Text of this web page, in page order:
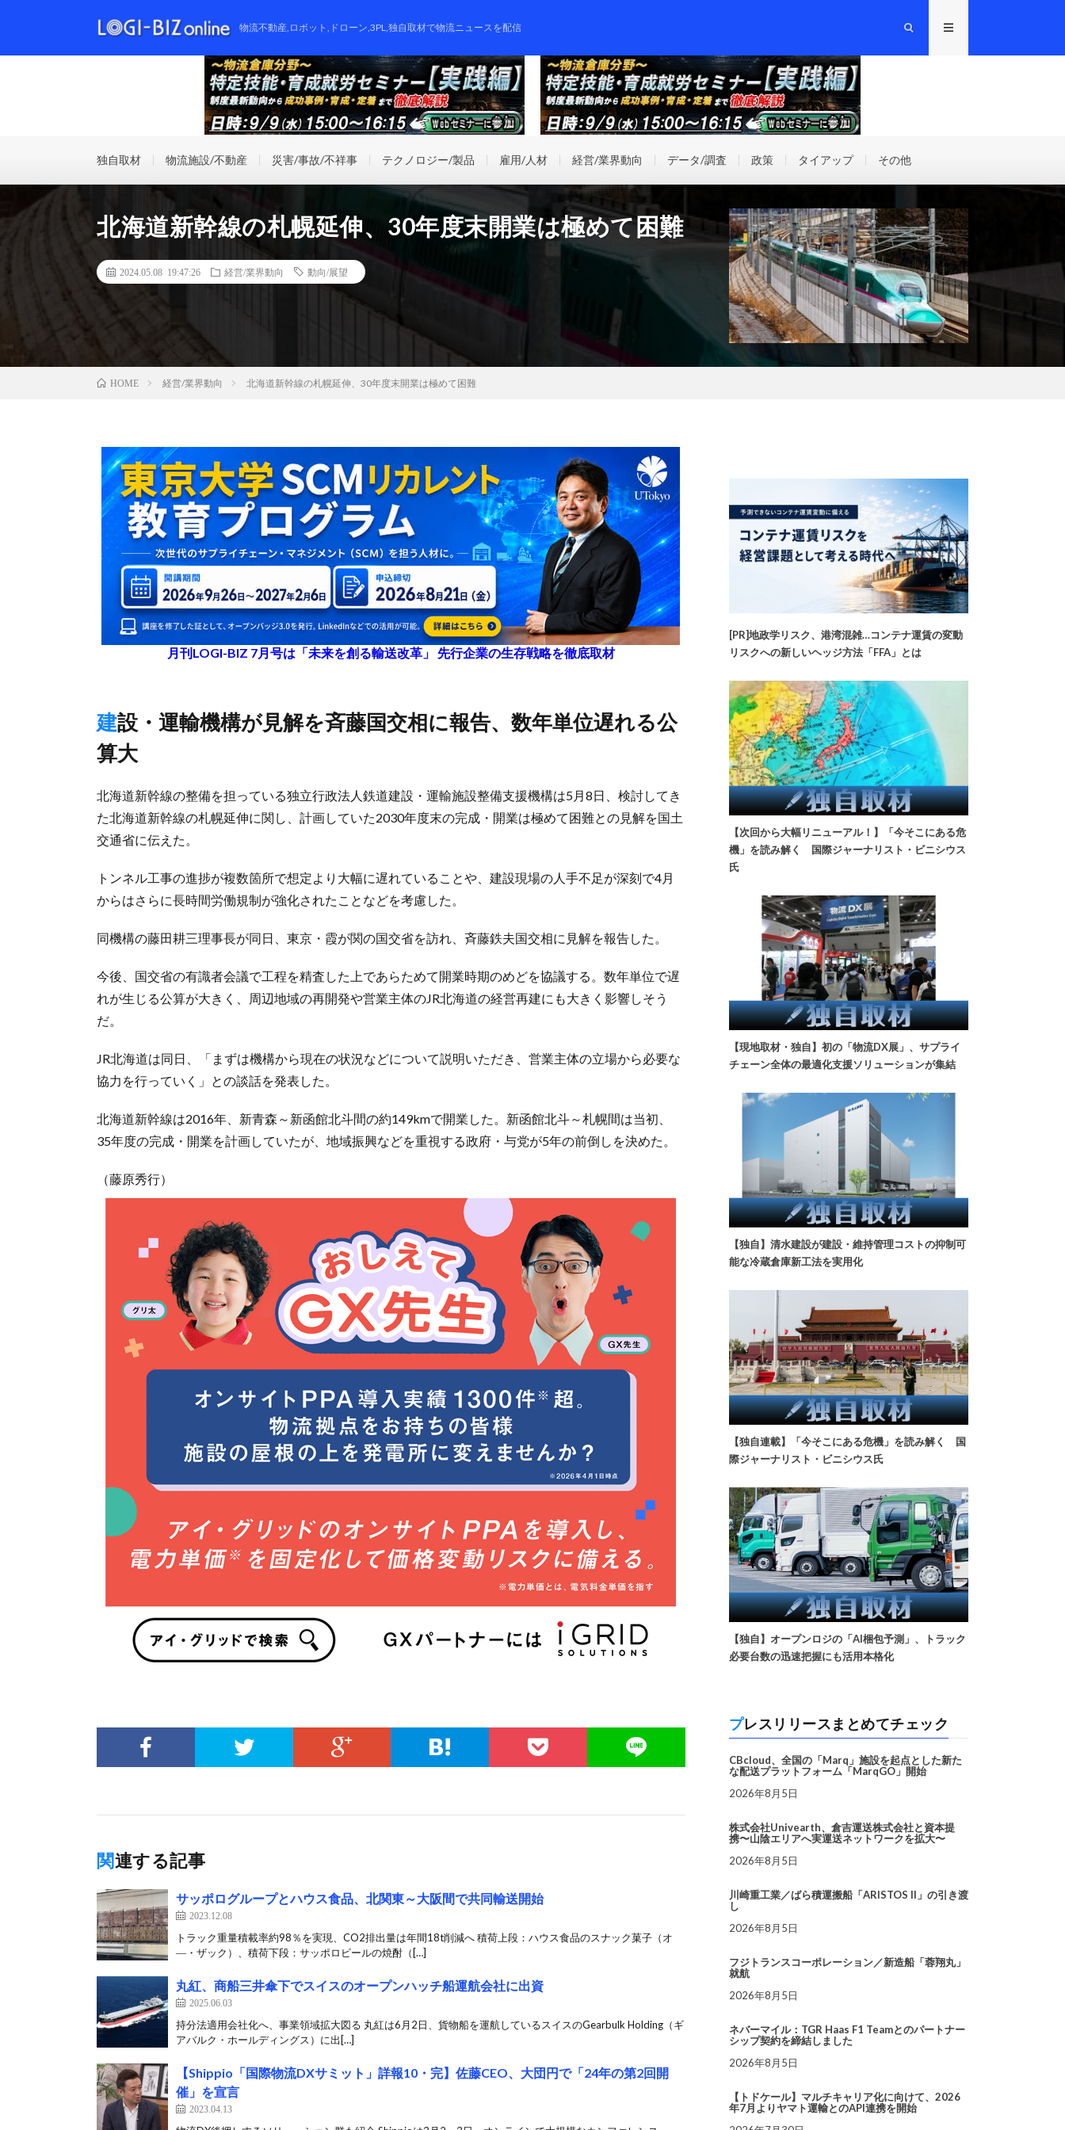
物流不動産,ロボット,ドローン,3PL,独自取材で物流ニュースを配信
独自取材 物流施設/不動産 災害/事故/不祥事 テクノロジー/製品 雇用/人材 経営/業界動向 データ/調査 政策 タイアップ その他
北海道新幹線の札幌延伸、30年度末開業は極めて困難
2024.05.08 19:47:26 経営/業界動向 動向/展望
HOME 経営/業界動向 北海道新幹線の札幌延伸、30年度末開業は極めて困難
月刊LOGI-BIZ 7月号は「未来を創る輸送改革」 先行企業の生存戦略を徹底取材
建設・運輸機構が見解を斉藤国交相に報告、数年単位遅れる公
算大
北海道新幹線の整備を担っている独立行政法人鉄道建設・運輸施設整備支援機構は5月8日、検討してき
た北海道新幹線の札幌延伸に関し、計画していた2030年度末の完成・開業は極めて困難との見解を国土
交通省に伝えた。
トンネル工事の進捗が複数箇所で想定より大幅に遅れていることや、建設現場の人手不足が深刻で4月
からはさらに長時間労働規制が強化されたことなどを考慮した。
同機構の藤田耕三理事長が同日、東京・霞が関の国交省を訪れ、斉藤鉄夫国交相に見解を報告した。
今後、国交省の有識者会議で工程を精査した上であらためて開業時期のめどを協議する。数年単位で遅
れが生じる公算が大きく、周辺地域の再開発や営業主体のJR北海道の経営再建にも大きく影響しそう
だ。
JR北海道は同日、「まずは機構から現在の状況などについて説明いただき、営業主体の立場から必要な
協力を行っていく」との談話を発表した。
北海道新幹線は2016年、新青森～新函館北斗間の約149kmで開業した。新函館北斗～札幌間は当初、
35年度の完成・開業を計画していたが、地域振興などを重視する政府・与党が5年の前倒しを決めた。
（藤原秀行）
関連する記事
サッポログループとハウス食品、北関東～大阪間で共同輸送開始
2023.12.08
トラック重量積載率約98％を実現、CO2排出量は年間18t削減へ 積荷上段：ハウス食品のスナック菓子（オ
―・ザック）、積荷下段：サッポロビールの焼酎（[…]
丸紅、商船三井傘下でスイスのオープンハッチ船運航会社に出資
2025.06.03
持分法適用会社化へ、事業領域拡大図る 丸紅は6月2日、貨物船を運航しているスイスのGearbulk Holding（ギ
アバルク・ホールディングス）に出[…]
【Shippio「国際物流DXサミット」詳報10・完】佐藤CEO、大団円で「24年の第2回開
催」を宣言
2023.04.13
[PR]地政学リスク、港湾混雑…コンテナ運賃の変動
リスクへの新しいヘッジ方法「FFA」とは
【次回から大幅リニューアル！】「今そこにある危
機」を読み解く 国際ジャーナリスト・ビニシウス
氏
【現地取材・独自】初の「物流DX展」、サプライ
チェーン全体の最適化支援ソリューションが集結
【独自】清水建設が建設・維持管理コストの抑制可
能な冷蔵倉庫新工法を実用化
【独自連載】「今そこにある危機」を読み解く 国
際ジャーナリスト・ビニシウス氏
【独自】オープンロジの「AI梱包予測」、トラック
必要台数の迅速把握にも活用本格化
プレスリリースまとめてチェック
CBcloud、全国の「Marq」施設を起点とした新た
な配送プラットフォーム「MarqGO」開始
2026年8月5日
株式会社Univearth、倉吉運送株式会社と資本提
携〜山陰エリアへ実運送ネットワークを拡大〜
2026年8月5日
川崎重工業／ばら積運搬船「ARISTOS II」の引き渡
し
2026年8月5日
フジトランスコーポレーション／新造船「蓉翔丸」
就航
2026年8月5日
ネバーマイル：TGR Haas F1 Teamとのパートナー
シップ契約を締結しました
2026年8月5日
【トドケール】マルチキャリア化に向けて、2026
年7月よりヤマト運輸とのAPI連携を開始